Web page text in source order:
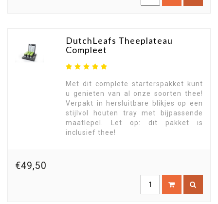
DutchLeafs Theeplateau
Compleet
Met dit complete starterspakket kunt
u genieten van al onze soorten thee!
Verpakt in hersluitbare blikjes op een
stijlvol houten tray met bijpassende
maatlepel. Let op: dit pakket is
inclusief thee!
€49,50